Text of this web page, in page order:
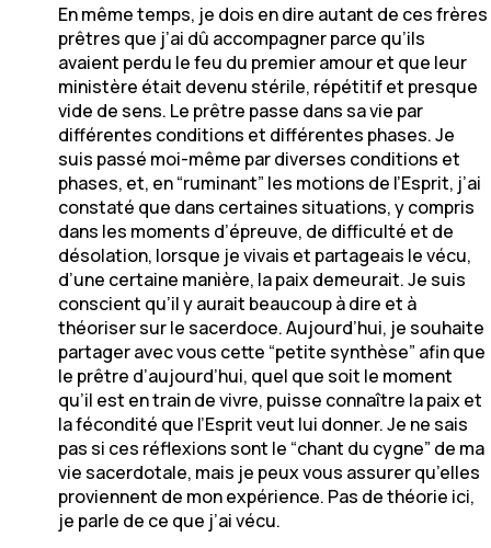
En même temps, je dois en dire autant de ces frères
prêtres que j’ai dû accompagner parce qu’ils
avaient perdu le feu du premier amour et que leur
ministère était devenu stérile, répétitif et presque
vide de sens. Le prêtre passe dans sa vie par
différentes conditions et différentes phases. Je
suis passé moi-même par diverses conditions et
phases, et, en “ruminant” les motions de l’Esprit, j’ai
constaté que dans certaines situations, y compris
dans les moments d’épreuve, de difficulté et de
désolation, lorsque je vivais et partageais le vécu,
d’une certaine manière, la paix demeurait. Je suis
conscient qu’il y aurait beaucoup à dire et à
théoriser sur le sacerdoce. Aujourd’hui, je souhaite
partager avec vous cette “petite synthèse” afin que
le prêtre d’aujourd’hui, quel que soit le moment
qu’il est en train de vivre, puisse connaître la paix et
la fécondité que l’Esprit veut lui donner. Je ne sais
pas si ces réflexions sont le “chant du cygne” de ma
vie sacerdotale, mais je peux vous assurer qu’elles
proviennent de mon expérience. Pas de théorie ici,
je parle de ce que j’ai vécu.